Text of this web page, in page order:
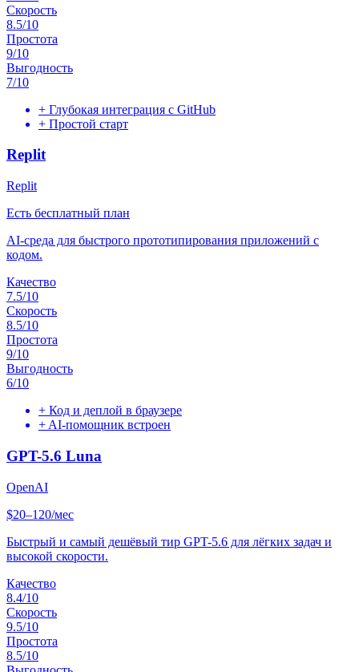
Скорость
8.5/10
Простота
9/10
Выгодность
7/10
+ Глубокая интеграция с GitHub
+ Простой старт
Replit
Replit
Есть бесплатный план
AI-среда для быстрого прототипирования приложений с
кодом.
Качество
7.5/10
Скорость
8.5/10
Простота
9/10
Выгодность
6/10
+ Код и деплой в браузере
+ AI-помощник встроен
GPT-5.6 Luna
OpenAI
$20–120/мес
Быстрый и самый дешёвый тир GPT-5.6 для лёгких задач и
высокой скорости.
Качество
8.4/10
Скорость
9.5/10
Простота
8.5/10